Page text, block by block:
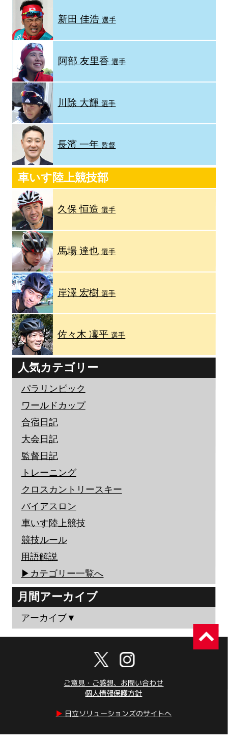
新田 佳浩 選手
阿部 友里香 選手
川除 大輝選手
長濱 一年 監督
車いす陸上競技部
久保 恒造選手
馬場 達也選手
岸澤 宏樹選手
佐々木 凜平選手
人気カテゴリー
パラリンピック
ワールドカップ
合宿日記
大会日記
監督日記
トレーニング
クロスカントリースキー
バイアスロン
車いす陸上競技
競技ルール
用語解説
▶︎カテゴリー一覧へ
月間アーカイブ
アーカイブ▼
ご意見・ご感想、お問い合わせ
個人情報保護方針
▶︎ 日立ソリューションズのサイトへ